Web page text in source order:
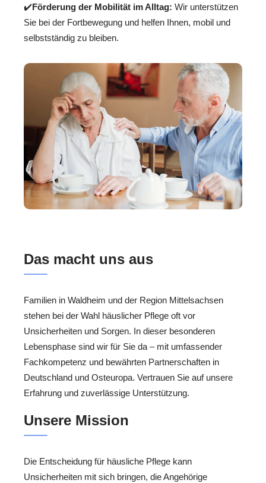
✔️Förderung der Mobilität im Alltag: Wir unterstützen
Sie bei der Fortbewegung und helfen Ihnen, mobil und
selbstständig zu bleiben.
Das macht uns aus
Familien in Waldheim und der Region Mittelsachsen
stehen bei der Wahl häuslicher Pflege oft vor
Unsicherheiten und Sorgen. In dieser besonderen
Lebensphase sind wir für Sie da – mit umfassender
Fachkompetenz und bewährten Partnerschaften in
Deutschland und Osteuropa. Vertrauen Sie auf unsere
Erfahrung und zuverlässige Unterstützung.
Unsere Mission
Die Entscheidung für häusliche Pflege kann
Unsicherheiten mit sich bringen, die Angehörige